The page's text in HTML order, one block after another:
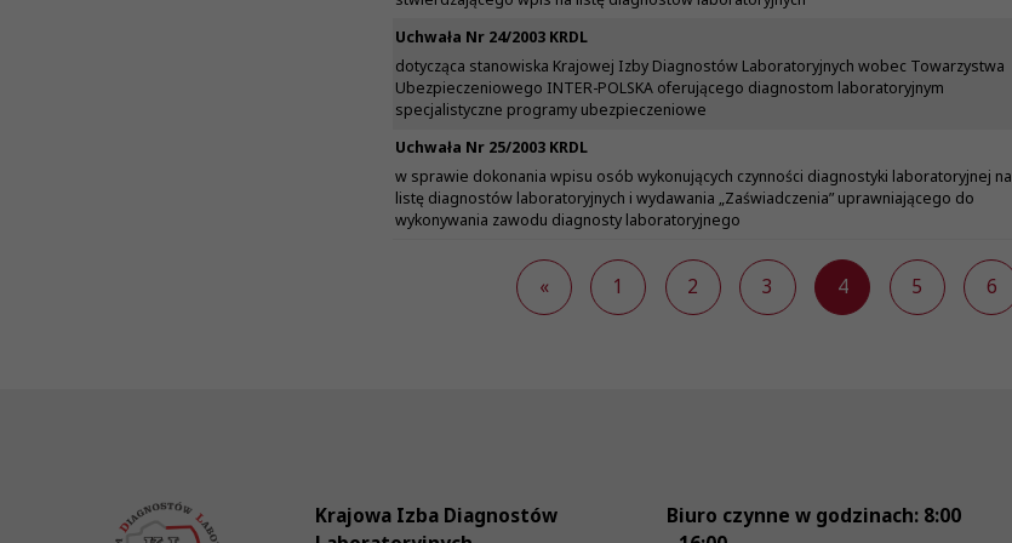
Uchwała Nr 24/2003 KRDL
dotycząca stanowiska Krajowej Izby Diagnostów Laboratoryjnych wobec Towarzystwa
Ubezpieczeniowego INTER-POLSKA oferującego diagnostom laboratoryjnym
specjalistyczne programy ubezpieczeniowe
Uchwała Nr 25/2003 KRDL
w sprawie dokonania wpisu osób wykonujących czynności diagnostyki laboratoryjnej na
listę diagnostów laboratoryjnych i wydawania „Zaświadczenia” uprawniającego do
wykonywania zawodu diagnosty laboratoryjnego
« 1 2 3 4 5 6
Krajowa Izba Diagnostów
Biuro czynne w godzinach: 8:00